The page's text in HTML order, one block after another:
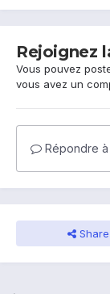
Rejoignez
Vous pouvez
vous avez un
Répondre
Share